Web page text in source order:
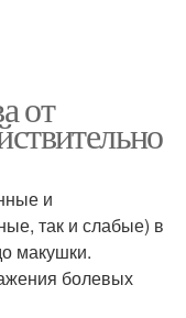
от
и
так и слабые) в
макушки.
болевых